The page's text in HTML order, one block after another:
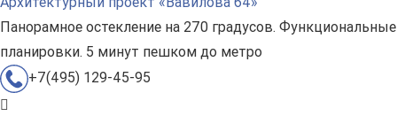
Панорамное остекление на 270 градусов. Функциональные
планировки. 5 минут пешком до метро
+7(495) 129-45-95